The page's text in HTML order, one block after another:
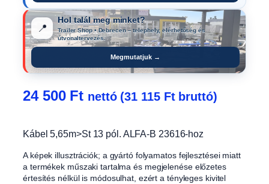
📍
Hol talál meg minket?
Trailer Shop • Debrecen – telephely, elérhetőség és
útvonaltervezés.
Megmutatjuk →
24 500 Ft nettó (31 115 Ftbruttó)
Kábel 5,65m>St 13 pól. ALFA-B 23616-hoz
A képek illusztrációk; a gyártó folyamatos fejlesztései miatt
a termékek műszaki tartalma és megjelenése előzetes
értesítés nélkül is módosulhat, ezért a tényleges kivitel